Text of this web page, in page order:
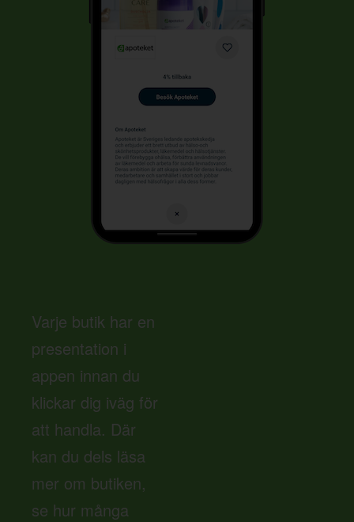
Varje butik har en
presentation i
appen innan du
klickar dig iväg för
att handla. Där
kan du dels läsa
mer om butiken,
se hur många